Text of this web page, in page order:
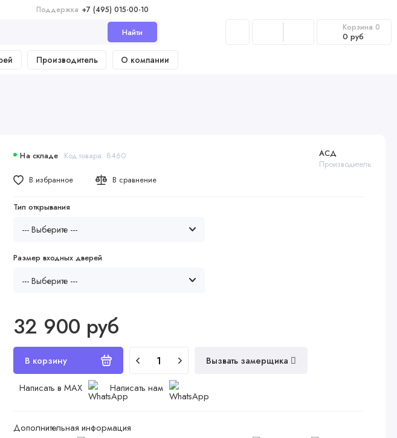
Поддержка +7 (495) 015-00-10
Найти Корзина 0
0 руб
Производитель О компании
На складе Код товара: 8460
АСД
Производитель
В избранное
В сравнение
Тип открывания
Размер входных дверей
32 900 руб
Вызвать замерщика
Написать в MAX Написать нам
Дополнительная информация